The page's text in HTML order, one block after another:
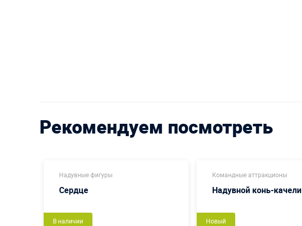
Рекомендуем посмотреть
Надувные фигуры
Сердце
В наличии
Командные аттракционы
Надувной конь-качели
Новый